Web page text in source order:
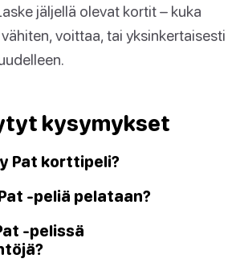
jäljellä olevat kortit – kuka
voittaa, tai yksinkertaisesti
kysymykset
Pat korttipeli?
-peliä pelataan?
-pelissä